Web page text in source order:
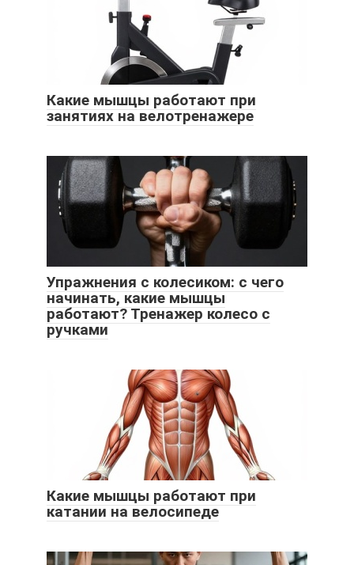
Какие мышцы работают при
занятиях на велотренажере
Упражнения с колесиком: с чего
начинать, какие мышцы
работают? Тренажер колесо с
ручками
Какие мышцы работают при
катании на велосипеде